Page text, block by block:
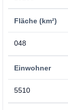
Fläche (km²)
048
Einwohner
5510